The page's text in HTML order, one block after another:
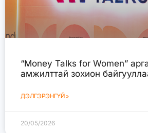
“Money Talks for Women”
амжилттай зохион
ДЭЛГЭРЭНГҮЙ »
20/05/2026